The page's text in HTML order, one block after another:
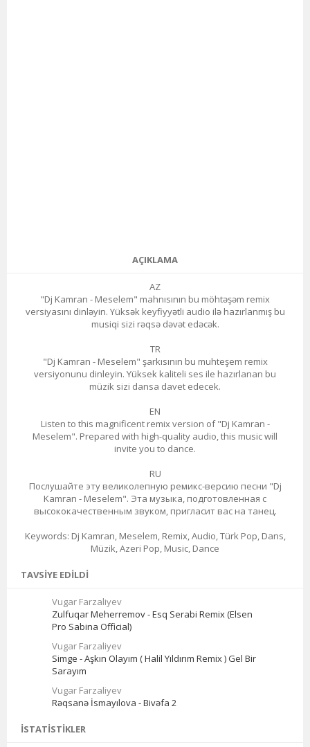
AÇIKLAMA
AZ
"Dj Kamran - Meselem" mahnısının bu möhtəşəm remix
versiyasını dinləyin. Yüksək keyfiyyətli audio ilə hazırlanmış bu
musiqi sizi rəqsə dəvət edəcək.
TR
"Dj Kamran - Meselem" şarkısının bu muhteşem remix
versiyonunu dinleyin. Yüksek kaliteli ses ile hazırlanan bu
müzik sizi dansa davet edecek.
EN
Listen to this magnificent remix version of "Dj Kamran -
Meselem". Prepared with high-quality audio, this music will
invite you to dance.
RU
Послушайте эту великолепную ремикс-версию песни "Dj
Kamran - Meselem". Эта музыка, подготовленная с
высококачественным звуком, пригласит вас на танец.
Keywords: Dj Kamran, Meselem, Remix, Audio, Türk Pop, Dans,
Müzik, Azeri Pop, Music, Dance
TAVSIYE EDILDI
Vugar Farzaliyev
Zulfuqar Meherremov - Esq Serabi Remix (Elsen
Pro Sabina Official)
Vugar Farzaliyev
Simge - Aşkın Olayım ( Halil Yıldırım Remix ) Gel Bir
Sarayım
Vugar Farzaliyev
Rəqsanə İsmayılova - Bivəfa 2
İSTATISTIKLER